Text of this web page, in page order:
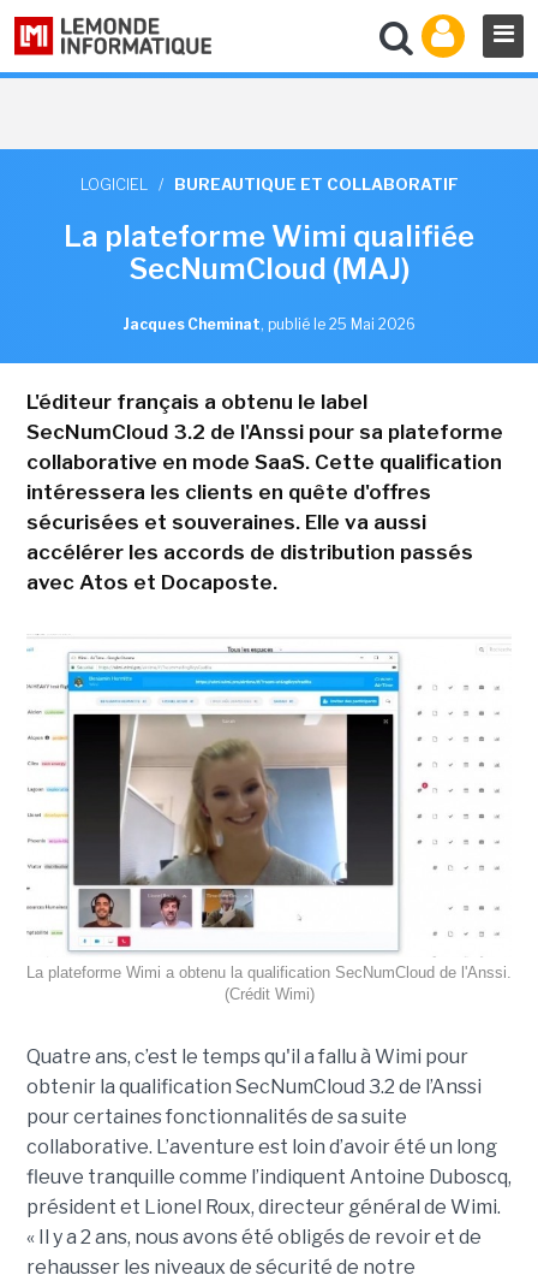
LOGICIEL / BUREAUTIQUE ET COLLABORATIF
La plateforme Wimi qualifiée
SecNumCloud (MAJ)
Jacques Cheminat, publié le 25 Mai 2026
L'éditeur français a obtenu le label
SecNumCloud 3.2 de l'Anssi pour sa plateforme
collaborative en mode SaaS. Cette qualification
intéressera les clients en quête d'offres
sécurisées et souveraines. Elle va aussi
accélérer les accords de distribution passés
avec Atos et Docaposte.
La plateforme Wimi a obtenu la qualification SecNumCloud de l'Anssi.
(Crédit Wimi)
Quatre ans, c’est le temps qu'il a fallu à Wimi pour
obtenir la qualification SecNumCloud 3.2 de l’Anssi
pour certaines fonctionnalités de sa suite
collaborative. L’aventure est loin d’avoir été un long
fleuve tranquille comme l’indiquent Antoine Duboscq,
président et Lionel Roux, directeur général de Wimi.
« Il y a 2 ans, nous avons été obligés de revoir et de
rehausser les niveaux de sécurité de notre